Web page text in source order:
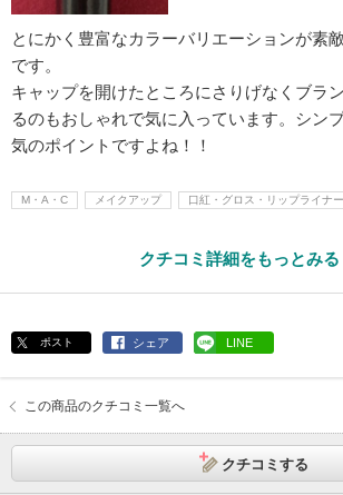
とにかく豊富なカラーバリエーションが素
です。
キャップを開けたところにさりげなくブラ
るのもおしゃれで気に入っています。シン
気のポイントですよね！！
M・A・C メイクアップ 口紅・グロス・リップライナー
クチコミ詳細をもっとみる
ポスト シェア LINE
この商品のクチコミ一覧へ
クチコミする